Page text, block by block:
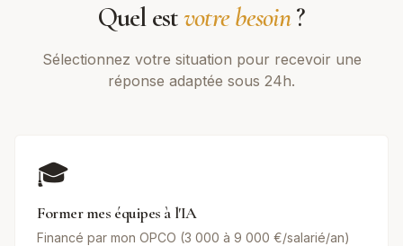
Quel estvotre besoin?
Sélectionnez votre situation pour recevoir une
réponse adaptée sous 24h.
🎓
Former mes équipes à l'IA
Financé par mon OPCO (3 000 à 9 000 €/salarié/an)